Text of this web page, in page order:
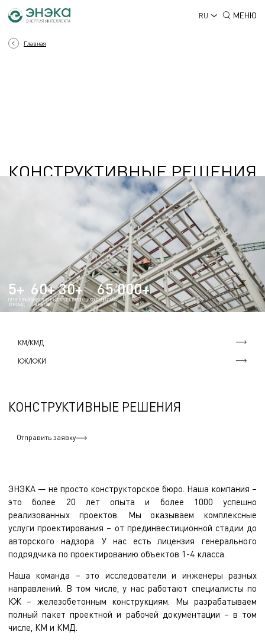
RU МЕНЮ
Главная
КОНСТРУКТИВНЫЕ РЕШЕНИЯ
5+
ПРОЕКТНЫХ
КОМАНД
60+
ВЫПОЛНЕННЫХ
ПРОЕКТОВ
30+
ПРОЕКТИРОВЩИКОВ
65 000+
ТОНН СТАЛИ
КМ/КМД
КЖ/КЖИ
КОНСТРУКТИВНЫЕ РЕШЕНИЯ
Отправить заявку
ЭНЭКА — не просто конструкторское бюро. Наша компания –
это более 20 лет опыта и более 1000 успешно
реализованных проектов. Мы оказываем комплексные
услуги проектирования – от прединвестиционной стадии до
авторского надзора. У нас есть лицензия генерального
подрядчика по проектированию объектов 1-4 класса.
Наша команда – это исследователи и инженеры разных
направлений. В том числе, у нас работают специалисты по
КЖ – железобетонным конструкциям. Мы разрабатываем
полный пакет проектной и рабочей документации – в том
числе, КМ и КМД.